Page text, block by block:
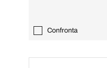
Confronta